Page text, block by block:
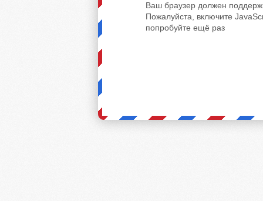
Ваш браузер должен
Пожалуйста, включите
попробуйте ещё раз